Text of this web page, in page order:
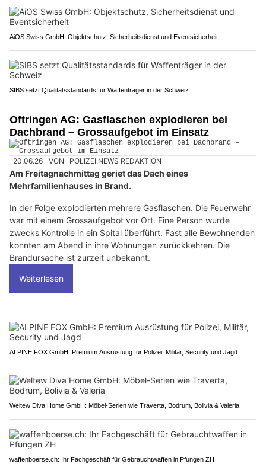
AiOS Swiss GmbH: Objektschutz, Sicherheitsdienst und Eventsicherheit
SIBS setzt Qualitätsstandards für Waffenträger in der Schweiz
Oftringen AG: Gasflaschen explodieren bei
Dachbrand – Grossaufgebot im Einsatz
20.06.26 VON POLIZEI.NEWS REDAKTION
Am Freitagnachmittag geriet das Dach eines
Mehrfamilienhauses in Brand.
In der Folge explodierten mehrere Gasflaschen. Die Feuerwehr
war mit einem Grossaufgebot vor Ort. Eine Person wurde
zwecks Kontrolle in ein Spital überführt. Fast alle Bewohnenden
konnten am Abend in ihre Wohnungen zurückkehren. Die
Brandursache ist zurzeit unbekannt.
Weiterlesen
ALPINE FOX GmbH: Premium Ausrüstung für Polizei, Militär, Security und Jagd
Weltew Diva Home GmbH: Möbel-Serien wie Traverta, Bodrum, Bolivia & Valeria
waffenboerse.ch: Ihr Fachgeschäft für Gebrauchtwaffen in Pfungen ZH